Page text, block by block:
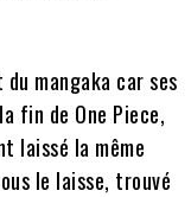
mangaka car ses
fin de One Piece,
laissé la même
le laisse, trouvé